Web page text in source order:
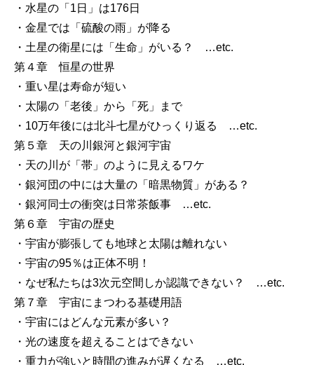
・水星の「1日」は176日
・金星では「硫酸の雨」が降る
・土星の衛星には「生命」がいる？ …etc.
第４章 恒星の世界
・重い星は寿命が短い
・太陽の「老後」から「死」まで
・10万年後には北斗七星がひっくり返る …etc.
第５章 天の川銀河と銀河宇宙
・天の川が「帯」のように見えるワケ
・銀河団の中には大量の「暗黒物質」がある？
・銀河同士の衝突は日常茶飯事 …etc.
第６章 宇宙の歴史
・宇宙が膨張しても地球と太陽は離れない
・宇宙の95％は正体不明！
・なぜ私たちは3次元空間しか認識できない？ …etc.
第７章 宇宙にまつわる基礎用語
・宇宙にはどんな元素が多い？
・光の速度を超えることはできない
・重力が強いと時間の進みが遅くなる …etc.